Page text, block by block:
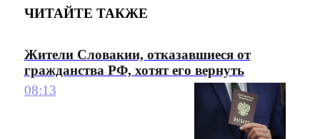
ЧИТАЙТЕ ТАКЖЕ
Жители Словакии, отказавшиеся от
гражданства РФ, хотят его вернуть
08:13